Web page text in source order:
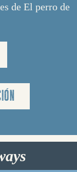
de El perro de